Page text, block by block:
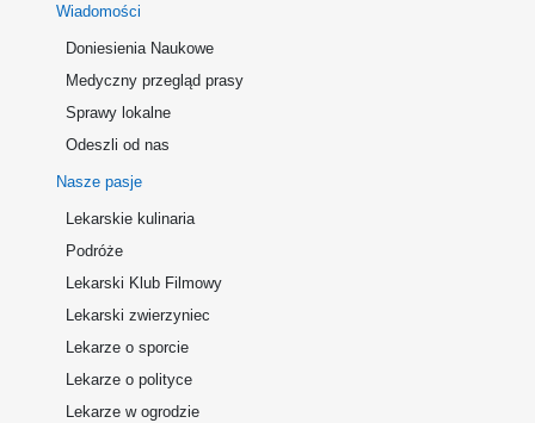
Wiadomości
Doniesienia Naukowe
Medyczny przegląd prasy
Sprawy lokalne
Odeszli od nas
Nasze pasje
Lekarskie kulinaria
Podróże
Lekarski Klub Filmowy
Lekarski zwierzyniec
Lekarze o sporcie
Lekarze o polityce
Lekarze w ogrodzie